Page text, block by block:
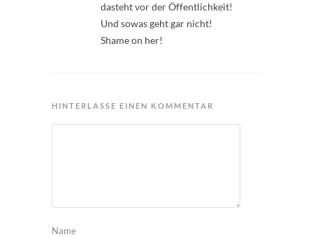
dasteht vor der Öffentlichkeit!
Und sowas geht gar nicht!
Shame on her!
HINTERLASSE EINEN KOMMENTAR
Name